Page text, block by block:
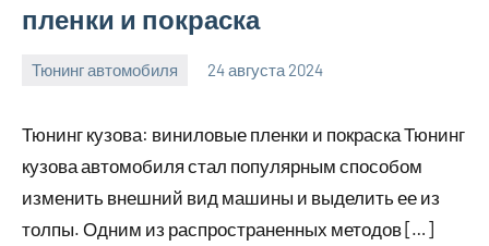
пленки и покраска
Тюнинг автомобиля 24 августа 2024
Тюнинг кузова: виниловые пленки и покраска Тюнинг
кузова автомобиля стал популярным способом
изменить внешний вид машины и выделить ее из
толпы. Одним из распространенных методов […]